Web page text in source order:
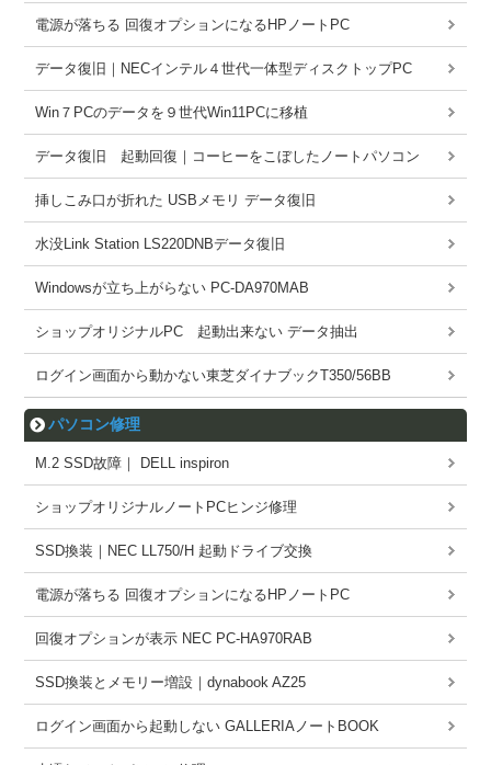
電源が落ちる 回復オプションになるHPノートPC
データ復旧｜NECインテル４世代一体型ディスクトップPC
Win７PCのデータを９世代Win11PCに移植
データ復旧 起動回復｜コーヒーをこぼしたノートパソコン
挿しこみ口が折れた USBメモリ データ復旧
水没Link Station LS220DNBデータ復旧
Windowsが立ち上がらない PC-DA970MAB
ショップオリジナルPC 起動出来ない データ抽出
ログイン画面から動かない東芝ダイナブックT350/56BB
パソコン修理
M.2 SSD故障｜ DELL inspiron
ショップオリジナルノートPCヒンジ修理
SSD換装｜NEC LL750/H 起動ドライブ交換
電源が落ちる 回復オプションになるHPノートPC
回復オプションが表示 NEC PC-HA970RAB
SSD換装とメモリー増設｜dynabook AZ25
ログイン画面から起動しない GALLERIAノートBOOK